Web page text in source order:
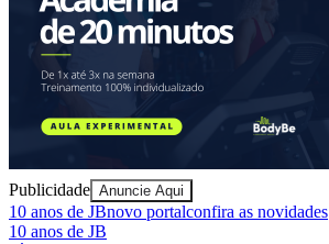
Publicidade Anuncie Aqui
10 anos de JBnovo portalconfira as novidades
10 anos de JB